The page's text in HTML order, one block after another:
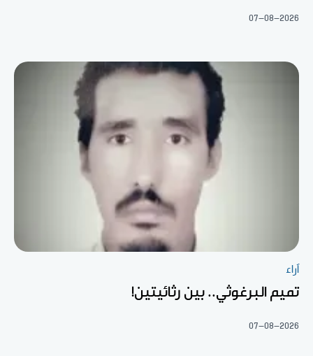
07-08-2026
آراء
تميم البرغوثي.. بين رثائيتين!
07-08-2026